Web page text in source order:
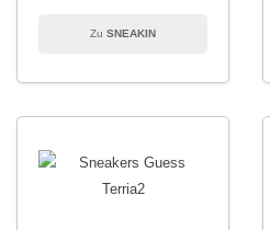
SNEAKIN